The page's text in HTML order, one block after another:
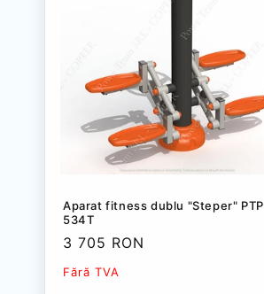
Aparat fitness dublu "Steper" PTP
534T
Preț
redus
3 705 RON
Fără TVA